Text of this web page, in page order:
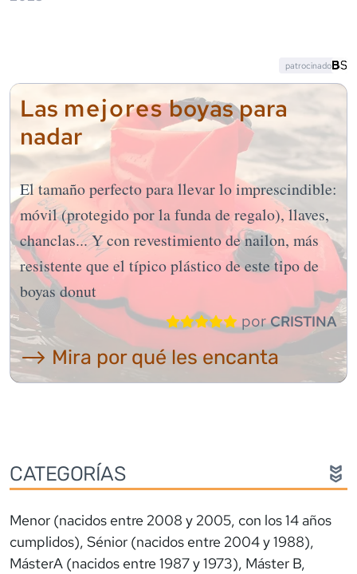
Las mejoresboyas para
nadar
El tamaño perfecto para llevar lo imprescindible:
móvil (protegido por la funda de regalo), llaves,
chanclas... Y con revestimiento de nailon, más
resistente que el típico plástico de este tipo de
boyas donut
porCRISTINA
⟶ Mira por qué les encanta
patrocinado
CATEGORÍAS
Menor (nacidos entre 2008 y 2005, con los 14 años
cumplidos), Sénior (nacidos entre 2004 y 1988),
MásterA (nacidos entre 1987 y 1973), Máster B,